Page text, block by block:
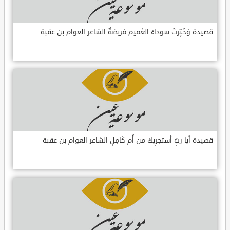
قصيدة وَخُبِّرتُ سوداءَ الغَميم مَريضةٌ الشاعر العوام بن عقبة
قصيدة أيا ربِّ أستجرِيكَ من أُم كَامِلٍ الشاعر العوام بن عقبة